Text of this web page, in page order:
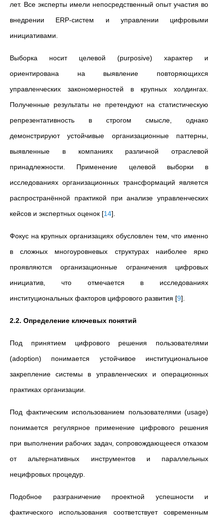
лет. Все эксперты имели непосредственный опыт участия во
внедрении ERP-систем и управлении цифровыми
инициативами.
Выборка носит целевой (purposive) характер и
ориентирована на выявление повторяющихся
управленческих закономерностей в крупных холдингах.
Полученные результаты не претендуют на статистическую
репрезентативность в строгом смысле, однако
демонстрируют устойчивые организационные паттерны,
выявленные в компаниях различной отраслевой
принадлежности. Применение целевой выборки в
исследованиях организационных трансформаций является
распространённой практикой при анализе управленческих
кейсов и экспертных оценок [14]
Фокус на крупных организациях обусловлен тем, что именно
в сложных многоуровневых структурах наиболее ярко
проявляются организационные ограничения цифровых
инициатив, что отмечается в исследованиях
институциональных факторов цифрового развития [9]
2.2. Определение ключевых понятий
Под принятием цифрового решения пользователями
(adoption) понимается устойчивое институциональное
закрепление системы в управленческих и операционных
практиках организации.
Под фактическим использованием пользователями (usage)
понимается регулярное применение цифрового решения
при выполнении рабочих задач, сопровождающееся отказом
от альтернативных инструментов и параллельных
нецифровых процедур.
Подобное разграничение проектной успешности и
фактического использования соответствует современным